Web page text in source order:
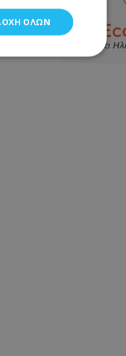
ΌΛΩΝ
και τη
cookies.
από το
χρήστης
ιστότοπο και
τη
και τις
για την
του
με διάφορες